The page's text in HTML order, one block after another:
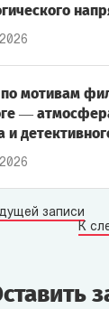
мотивам
—
и
записи
К